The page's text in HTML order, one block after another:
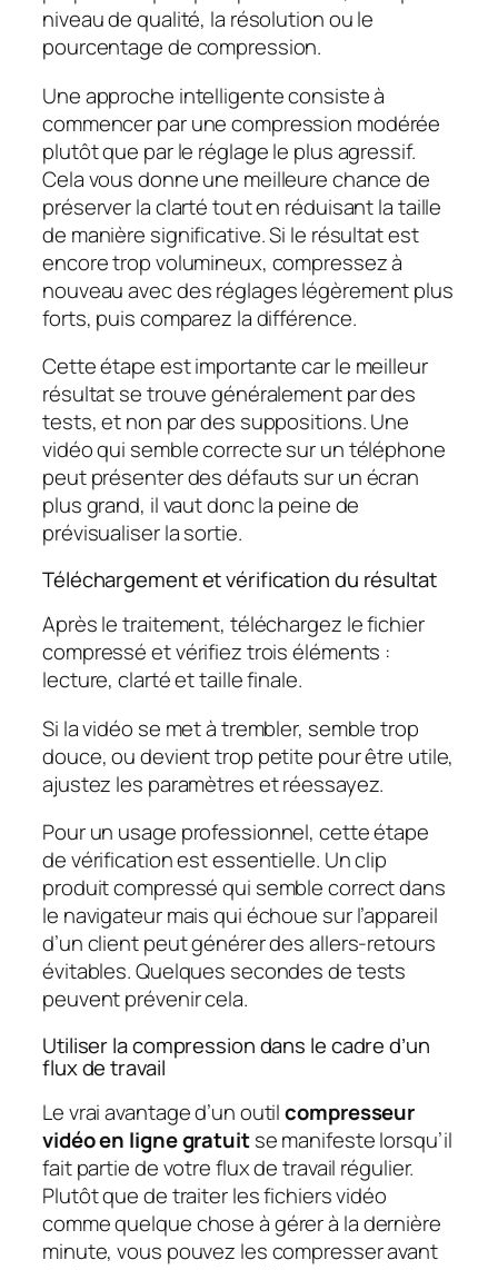
niveau de qualité, la résolution ou le
pourcentage de compression.
Une approche intelligente consiste à
commencer par une compression modérée
plutôt que par le réglage le plus agressif.
Cela vous donne une meilleure chance de
préserver la clarté tout en réduisant la taille
de manière significative. Si le résultat est
encore trop volumineux, compressez à
nouveau avec des réglages légèrement plus
forts, puis comparez la différence.
Cette étape est importante car le meilleur
résultat se trouve généralement par des
tests, et non par des suppositions. Une
vidéo qui semble correcte sur un téléphone
peut présenter des défauts sur un écran
plus grand, il vaut donc la peine de
prévisualiser la sortie.
Téléchargement et vérification du résultat
Après le traitement, téléchargez le fichier
compressé et vérifiez trois éléments :
lecture, clarté et taille finale.
Si la vidéo se met à trembler, semble trop
douce, ou devient trop petite pour être utile,
ajustez les paramètres et réessayez.
Pour un usage professionnel, cette étape
de vérification est essentielle. Un clip
produit compressé qui semble correct dans
le navigateur mais qui échoue sur l’appareil
d’un client peut générer des allers-retours
évitables. Quelques secondes de tests
peuvent prévenir cela.
Utiliser la compression dans le cadre d’un
flux de travail
Le vrai avantage d’un outilcompresseur
vidéo en ligne gratuitse manifeste lorsqu’il
fait partie de votre flux de travail régulier.
Plutôt que de traiter les fichiers vidéo
comme quelque chose à gérer à la dernière
minute, vous pouvez les compresser avant